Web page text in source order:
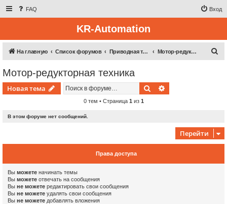
FAQ Вход
KR-Automation
На главную Список форумов Приводная техника Мотор-редукторная техника
Мотор-редукторная техника
Новая тема Поиск
0 тем • Страница 1 из 1
В этом форуме нет сообщений.
Перейти
Права доступа
Вы можете начинать темы
Вы можете отвечать на сообщения
Вы не можете редактировать свои сообщения
Вы не можете удалять свои сообщения
Вы не можете добавлять вложения